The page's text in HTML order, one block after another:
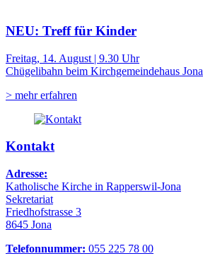
NEU: Treff für Kinder
Freitag, 14. August | 9.30 Uhr
Chügelibahn beim Kirchgemeindehaus Jona
> mehr erfahren
Kontakt
Adresse:
Katholische Kirche in Rapperswil-Jona
Sekretariat
Friedhofstrasse 3
8645 Jona
Telefonnummer: 055 225 78 00